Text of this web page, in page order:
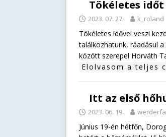
Tökéletes
2023. 07. 27. k_roland
Tökéletes idővel veszi
találkozhatunk, ráadásul
között szerepel Horváth
Elolvasom a teljes
Itt az első
2023. 06. 19.
Június 19-én hétfőn,